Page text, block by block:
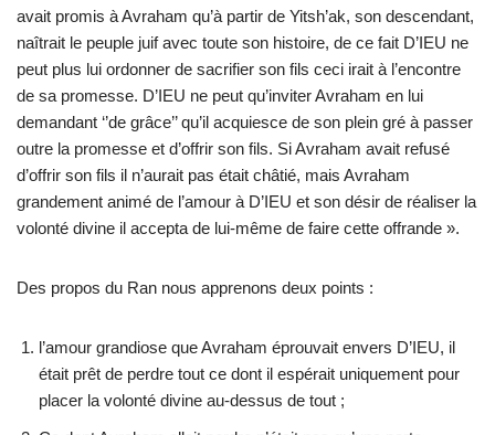
avait promis à Avraham qu’à partir de Yitsh’ak, son descendant,
naîtrait le peuple juif avec toute son histoire, de ce fait D’IEU ne
peut plus lui ordonner de sacrifier son fils ceci irait à l’encontre
de sa promesse. D’IEU ne peut qu’inviter Avraham en lui
demandant ‘’de grâce’’ qu’il acquiesce de son plein gré à passer
outre la promesse et d’offrir son fils. Si Avraham avait refusé
d’offrir son fils il n’aurait pas était châtié, mais Avraham
grandement animé de l’amour à D’IEU et son désir de réaliser la
volonté divine il accepta de lui-même de faire cette offrande ».
Des propos du Ran nous apprenons deux points :
l’amour grandiose que Avraham éprouvait envers D’IEU, il
était prêt de perdre tout ce dont il espérait uniquement pour
placer la volonté divine au-dessus de tout ;